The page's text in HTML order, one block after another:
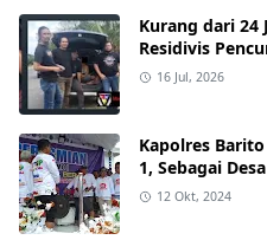
Kurang dari 24
Residivis
16 Jul, 2026
Kapolres
1, Sebagai
12 Okt, 2024